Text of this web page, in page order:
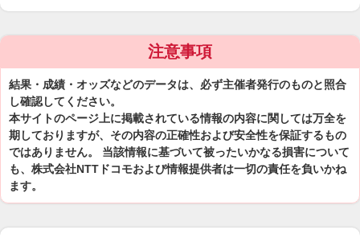
注意事項
結果・成績・オッズなどのデータは、必ず主催者発行のものと照合
し確認してください。
本サイトのページ上に掲載されている情報の内容に関しては万全を
期しておりますが、その内容の正確性および安全性を保証するもの
ではありません。 当該情報に基づいて被ったいかなる損害について
も、株式会社NTTドコモおよび情報提供者は一切の責任を負いかね
ます。